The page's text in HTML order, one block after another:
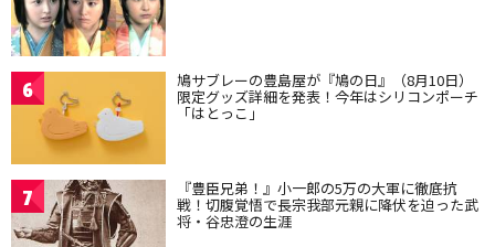
6 鳩サブレーの豊島屋が『鳩の日』（8月10日）
限定グッズ詳細を発表！今年はシリコンポーチ
「はとっこ」
7 『豊臣兄弟！』小一郎の5万の大軍に徹底抗
戦！切腹覚悟で長宗我部元親に降伏を迫った武
将・谷忠澄の生涯